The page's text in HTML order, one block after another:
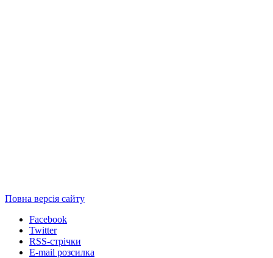
Повна версія сайту
Facebook
Twitter
RSS-стрічки
E-mail розсилка